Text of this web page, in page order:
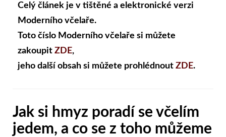
Celý článek je v tištěné a elektronické verzi
Moderního včelaře.
Toto číslo Moderního včelaře si můžete
zakoupit ZDE,
jeho další obsah si můžete prohlédnout ZDE.
Jak si hmyz poradí se včelím
jedem, a co se z toho můžeme